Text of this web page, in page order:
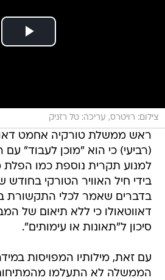
צילום: רויטרס, עריכה: טל רזניק
ראש ממשלת טורקיה אחמט
(רביעי) כי הוא "מוכן לעבוד" עם
למנוע תקרית נוספת כמו הפלת
בידי חיל האוויר הטורקי בחודש
בדברים שאמר לכלי התקשורת
דאווטאולו כי ללא תיאום של
סיכון ל"תאונות או עימותים".
עם זאת, מילותיו המפויסות
הממשלה לא התעלמו מהמתיחות